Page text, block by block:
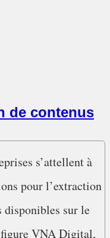
de contenus
s’attellent à
pour l’extraction
disponibles sur le
VNA Digital,